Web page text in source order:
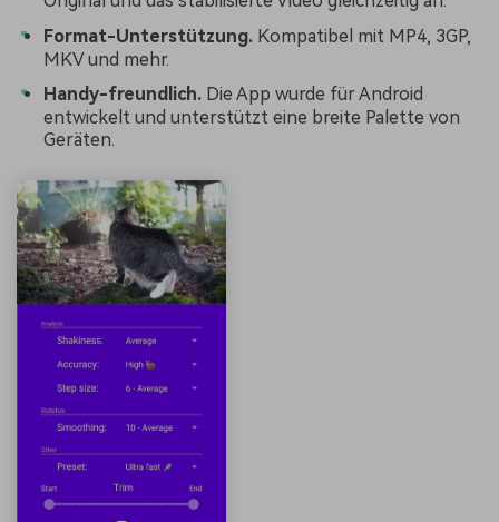
Format-Unterstützung. Kompatibel mit MP4, 3GP,
MKV und mehr.
Handy-freundlich. Die App wurde für Android
entwickelt und unterstützt eine breite Palette von
Geräten.